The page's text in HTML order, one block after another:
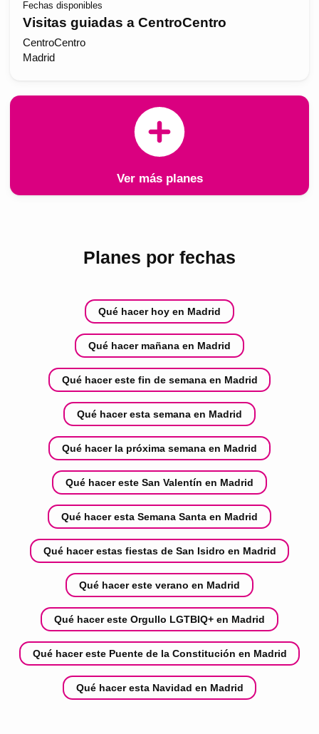
Fechas disponibles
Visitas guiadas a CentroCentro
CentroCentro
Madrid
Ver más planes
Planes por fechas
Qué hacer hoy en Madrid
Qué hacer mañana en Madrid
Qué hacer este fin de semana en Madrid
Qué hacer esta semana en Madrid
Qué hacer la próxima semana en Madrid
Qué hacer este San Valentín en Madrid
Qué hacer esta Semana Santa en Madrid
Qué hacer estas fiestas de San Isidro en Madrid
Qué hacer este verano en Madrid
Qué hacer este Orgullo LGTBIQ+ en Madrid
Qué hacer este Puente de la Constitución en Madrid
Qué hacer esta Navidad en Madrid